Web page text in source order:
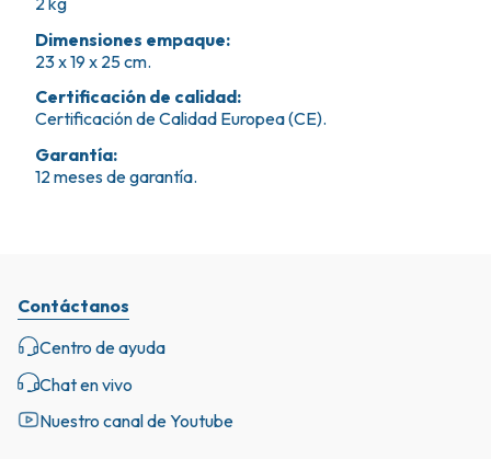
Dimensiones empaque:
23 x 19 x 25 cm.
Certificación de calidad:
Certificación de Calidad Europea (CE).
Garantía:
12 meses de garantía.
Contáctanos
Centro de ayuda
Chat en vivo
Nuestro canal de Youtube